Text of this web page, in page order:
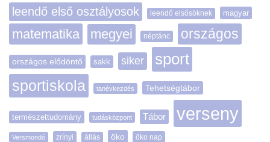
leendő első osztályosok leendő elsősöknek magyar
matematika megyei néptánc országos
országos elődöntő sakk siker sport
sportiskola tanévkezdés Tehetségtábor
természettudomány tudásközpont Tábor verseny
Versmondó zrínyi állás öko öko nap